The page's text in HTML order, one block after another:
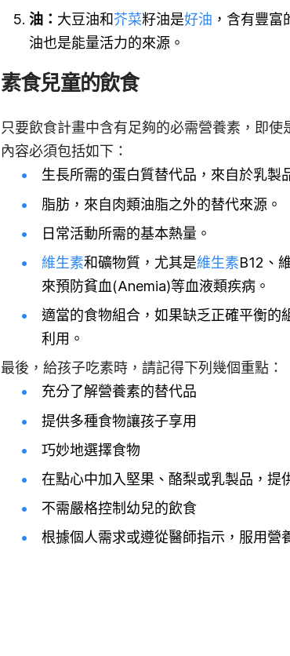
油： 大豆油和芥菜籽油是好油 ，含有豐
油也是能量活力的來源。
素食兒童的飲食
只要飲食計畫中含有足夠的必需營養素，即
內容必須包括如下：
生長所需的蛋白質替代品，來自於乳製
脂肪，來自肉類油脂之外的替代來源。
日常活動所需的基本熱量。
維生素和礦物質，尤其是維生素B12、
來預防貧血(Anemia)等血液類疾病。
適當的食物組合，如果缺乏正確平衡的
利用。
最後，給孩子吃素時，請記得下列幾個重點：
充分了解營養素的替代品
提供多種食物讓孩子享用
巧妙地選擇食物
在點心中加入堅果、酪梨或乳製品，提
不需嚴格控制幼兒的飲食
根據個人需求或遵從醫師指示，服用營